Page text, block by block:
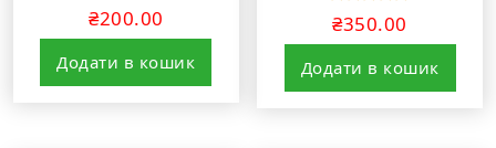
₴200.00
Додати в кошик
Оцінено в
5.00
з 5
₴350.00
Додати в кошик